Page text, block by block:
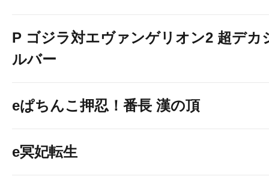
P ゴジラ対エヴァンゲリオン2 超デカ
ルバー
eぱちんこ押忍！番長 漢の頂
e冥妃転生